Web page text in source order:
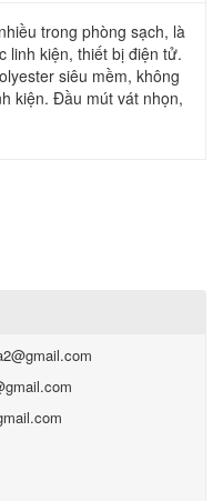
trong phòng sạch, là
linh kiện, thiết bị điện tử.
siêu mềm, không
kiện. Đầu mút vát nhọn,